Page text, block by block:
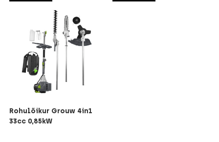
Rohulõikur Grouw 4in1
33cc 0,85kW